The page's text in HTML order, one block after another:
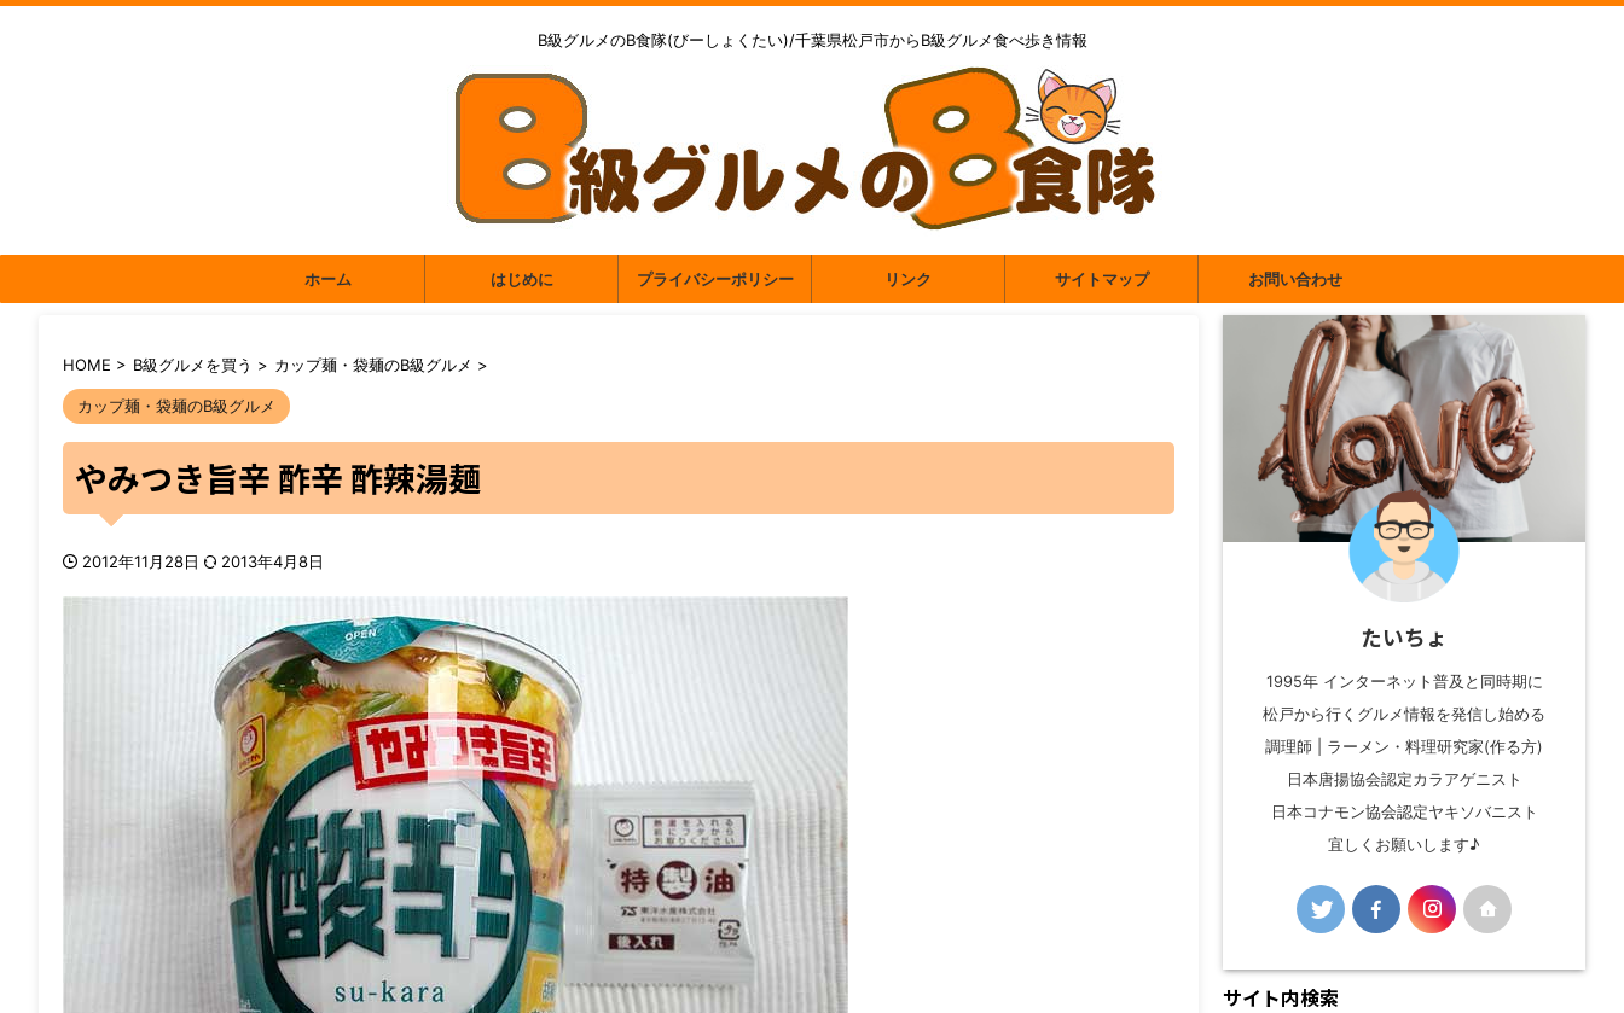
B級グルメのB食隊(びーしょくたい)/千葉県松戸市からB級グルメ食べ歩き情報
ホーム はじめに プライバシーポリシー リンク サイトマップ お問い合わせ
HOME > B級グルメを買う > カップ麺・袋麺のB級グルメ >
カップ麺・袋麺のB級グルメ
やみつき旨辛 酢辛 酢辣湯麺
2012年11月28日 2013年4月8日
たいちょ
1995年 インターネット普及と同時期に
松戸から行くグルメ情報を発信し始める
調理師 | ラーメン・料理研究家(作る方)
日本唐揚協会認定カラアゲニスト
日本コナモン協会認定ヤキソバニスト
宜しくお願いします♪
サイト内検索